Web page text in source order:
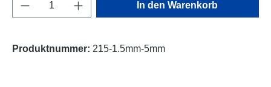
In den Warenkorb
Produktnummer: 215-1.5mm-5mm